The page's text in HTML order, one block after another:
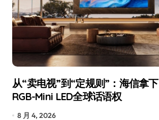
从“卖电视”到“定规则”：海信拿下
RGB-Mini LED全球话语权
8 月 4, 2026